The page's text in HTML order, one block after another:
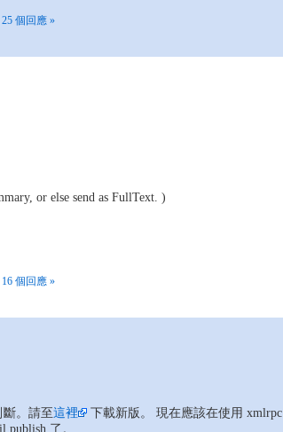
25 個回應 »
or else send as FullText. )
16 個回應 »
斷。請至這裡
下載新版。 現在應該在使用 xmlrpc
了。